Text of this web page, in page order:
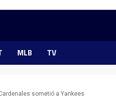
MLB TV
sometió a Yankees